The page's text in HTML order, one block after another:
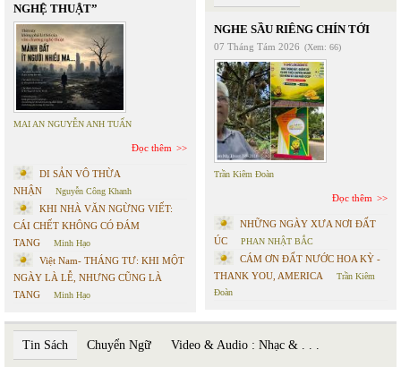
NGHỆ THUẬT”
MAI AN NGUYỄN ANH TUẤN
Đọc thêm
DI SẢN VÔ THỪA
NHẬN
Nguyễn Công Khanh
KHI NHÀ VĂN NGỪNG VIẾT:
CÁI CHẾT KHÔNG CÓ ĐÁM
TANG
Minh Hạo
Việt Nam- THÁNG TƯ: KHI MỘT
NGÀY LÀ LỄ, NHƯNG CŨNG LÀ
TANG
Minh Hạo
NGHE SẦU RIÊNG CHÍN TỚI
07 Tháng Tám 2026 (Xem: 66)
Trần Kiêm Đoàn
Đọc thêm
NHỮNG NGÀY XƯA NƠI ĐẤT
ÚC
PHAN NHẬT BẮC
CÁM ƠN ĐẤT NƯỚC HOA KỲ -
THANK YOU, AMERICA
Trần Kiêm
Đoàn
Tin Sách Chuyển Ngữ Video & Audio : Nhạc & . . .